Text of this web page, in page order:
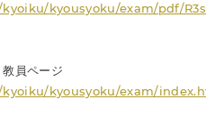
kyousyoku/exam/pdf/
員ページ
kyousyoku/exam/